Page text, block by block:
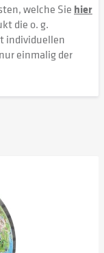
welche Sie hier
die o. g.
individuellen
einmalig der